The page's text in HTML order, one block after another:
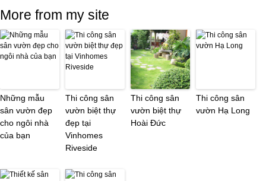
More from my site
Những mẫu
sân vườn đẹp
cho ngôi nhà
của bạn
Thi công sân
vườn biệt thự
đẹp tại
Vinhomes
Riveside
Thi công sân
vườn biệt thự
Hoài Đức
Thi công sân
vườn Hạ Long